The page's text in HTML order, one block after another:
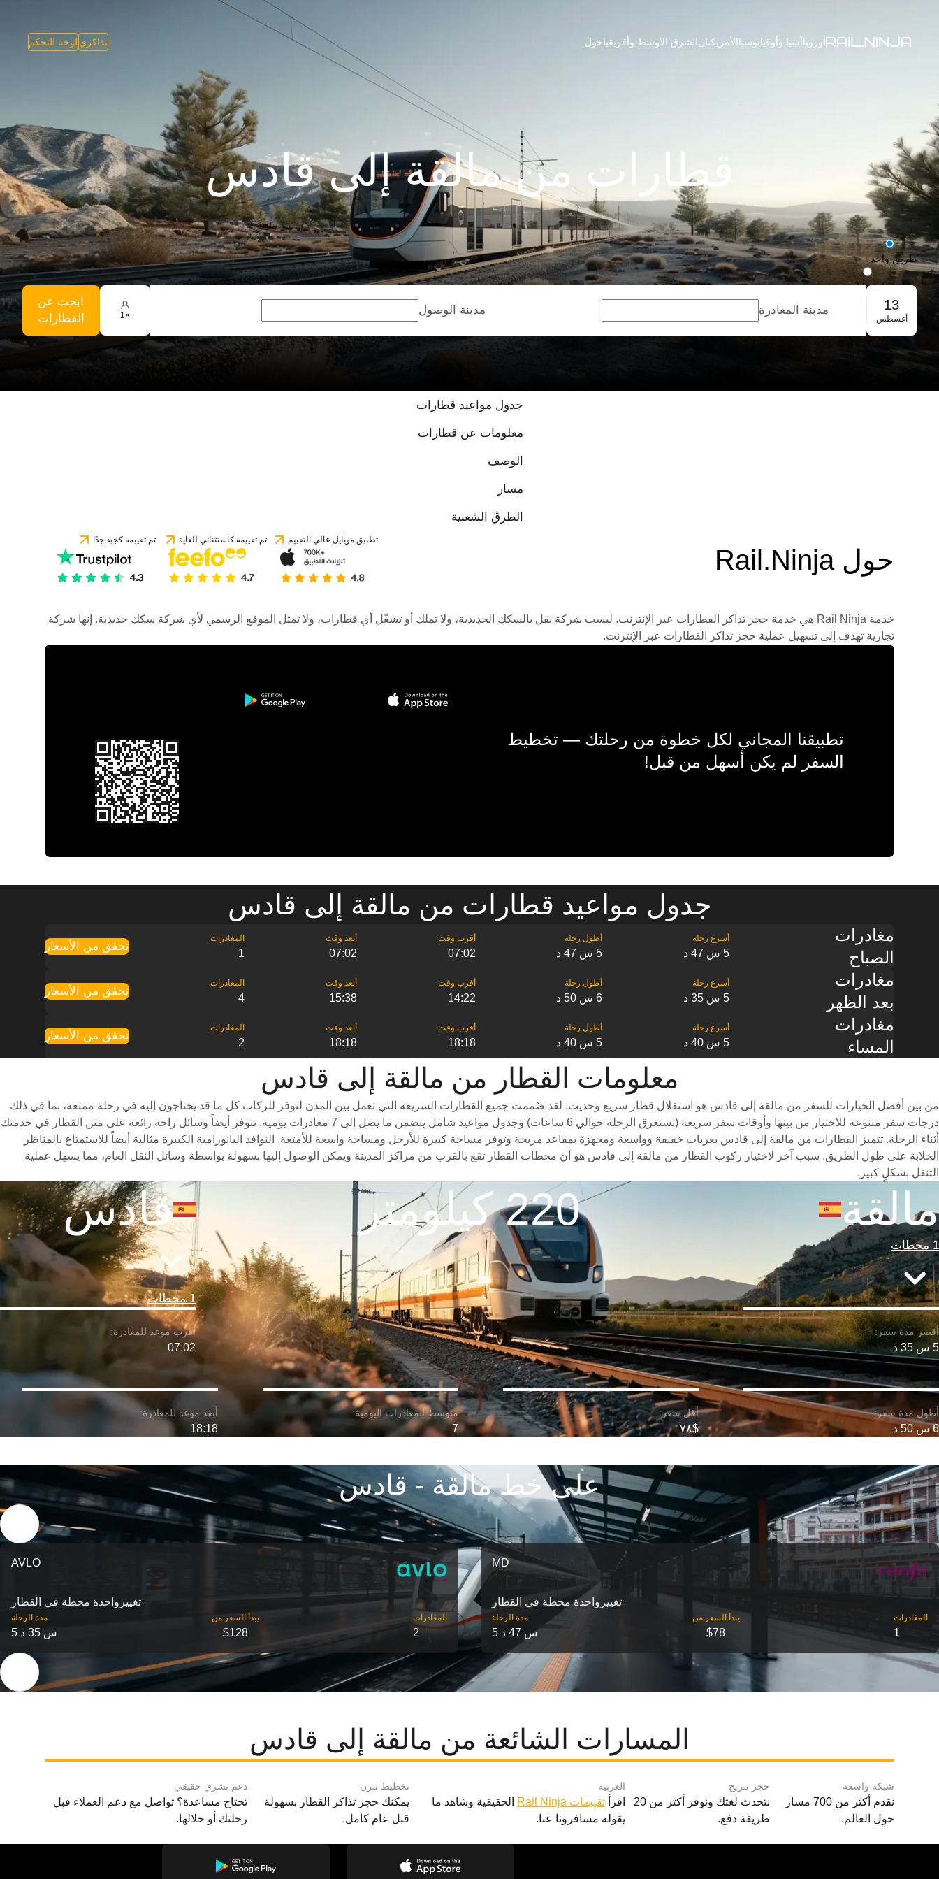
أوروبا آسيا وأوقيانوسيا الأمريكتان الشرق الأوسط وأفريقياحول تذاكري لوحة التحكم
قطارات من مالقة إلى قادس
طريق واحد
رحلة ذهاب وإياب
الحجز الجماعي
13
أغسطس
مدينة المغادرة مدينة الوصول ×
1
ابحث عن
القطارات
جدول مواعيد قطارات
معلومات عن قطارات
الوصف
مسار
الطرق الشعبية
حول Rail.Ninja
تطبيق موبايل عالي التقييم تم تقييمه كاستثنائي للغاية تم تقييمه كجيد جدًا
خدمة Rail Ninja هي خدمة حجز تذاكر القطارات عبر الإنترنت. ليست شركة نقل بالسكك الحديدية، ولا تملك أو تشغّل أي قطارات، ولا تمثل الموقع الرسمي لأي شركة سكك حديدية. إنها شركة
تجارية تهدف إلى تسهيل عملية حجز تذاكر القطارات عبر الإنترنت.
تطبيقنا المجاني لكل خطوة من رحلتك — تخطيط
السفر لم يكن أسهل من قبل!
جدول مواعيد قطارات من مالقة إلى قادس
مغادرات
الصباح
5 س 47 د 5 س 47 د 07:02
07:02
1
تحقق من الأسعار
مغادرات
بعد الظهر
5 س 35 د 6 س 50 د 14:22
15:38
4
تحقق من الأسعار
مغادرات
المساء
5 س 40 د 5 س 40 د 18:18
18:18
2
تحقق من الأسعار
معلومات القطار من ‎مالقة إلى ‎قادس
من بين أفضل الخيارات للسفر من مالقة إلى قادس هو استقلال قطار سريع وحديث. لقد صُممت جميع القطارات السريعة التي تعمل بين المدن لتوفر للركاب كل ما قد يحتاجون إليه في رحلة ممتعة، بما في ذلك
درجات سفر متنوعة للاختيار من بينها وأوقات سفر سريعة (تستغرق الرحلة حوالي 6 ساعات) وجدول مواعيد شامل يتضمن ما يصل إلى 7 مغادرات يومية. تتوفر أيضاً وسائل راحة رائعة على متن القطار في خدمتك
أثناء الرحلة. تتميز القطارات من مالقة إلى قادس بعربات خفيفة وواسعة ومجهزة بمقاعد مريحة وتوفر مساحة كبيرة للأرجل ومساحة واسعة للأمتعة. النوافذ البانورامية الكبيرة مثالية أيضاً للاستمتاع بالمناظر
الخلابة على طول الطريق. سبب آخر لاختيار ركوب القطار من مالقة إلى قادس هو أن محطات القطار تقع بالقرب من مراكز المدينة ويمكن الوصول إليها بسهولة بواسطة وسائل النقل العام، مما يسهل عملية
التنقل بشكلٍ كبير.
مالقة
1 محطات
220 كيلومتر قادس
1 محطات
5 س 35 د 07:02
6 س 50 د $٧٨ 7
18:18
على خط مالقة - قادس
AVLO
تغییرواحدة محطة في القطار
مدة الرحلة
5 س 35 د
‎يبدأ السعر من
$128
‎المغادرات
2
MD
تغییرواحدة محطة في القطار
مدة الرحلة
5 س 47 د
‎يبدأ السعر من
$78
‎المغادرات
1
المسارات الشائعة من مالقة إلى قادس
شبكة واسعة
نقدم أكثر من 700 مسار
حول العالم.
حجز مريح
نتحدث لغتك ونوفر أكثر من 20
طريقة دفع.
العربية
اقرأ تقييمات Rail Ninja
الحقيقية وشاهد ما
يقوله مسافرونا عنا.
تخطيط مرن
يمكنك حجز تذاكر القطار بسهولة
قبل عام كامل.
دعم بشري حقيقي
تحتاج مساعدة؟ تواصل مع دعم العملاء قبل
رحلتك أو خلالها.